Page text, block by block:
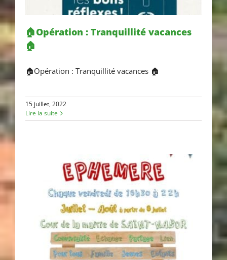
🏠Opération : Tranquillité
vacances 🏠
🏠Opération : Tranquillité vacances
🏠
🏠Opération : Tranquillité vacances 🏠
15 juillet, 2022
Lire la suite